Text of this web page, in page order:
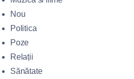
Nou
Politica
Poze
Relații
Sănătate